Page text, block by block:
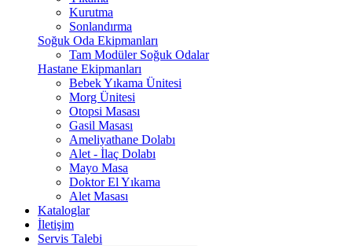
Kurutma
Sonlandırma
Soğuk Oda Ekipmanları
Tam Modüler Soğuk Odalar
Hastane Ekipmanları
Bebek Yıkama Ünitesi
Morg Ünitesi
Otopsi Masası
Gasil Masası
Ameliyathane Dolabı
Alet - İlaç Dolabı
Mayo Masa
Doktor El Yıkama
Alet Masası
Kataloglar
İletişim
Servis Talebi